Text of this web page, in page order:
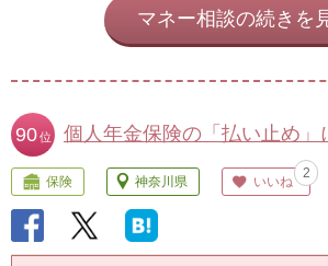
マネー相談の続きを
個人年金保険の「払い止め」
90 位
保険 神奈川県 いいね
2